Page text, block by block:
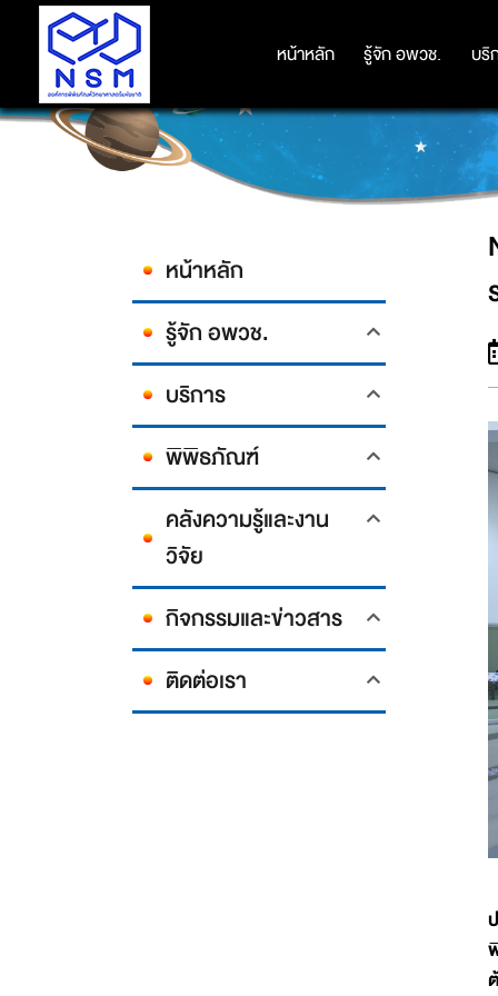
หน้าหลัก รู้จัก อพวช. บริ
หน้าหลัก รู้จัก อพวช. บริ
NSM ‘จิตอาสา 904’ มอบคว
หน้าหลัก
รู้จัก อพวช.
บริการ
พิพิธภัณฑ์
คลังความรู้และงาน
วิจัย
กิจกรรมและข่าวสาร
ติดต่อเรา